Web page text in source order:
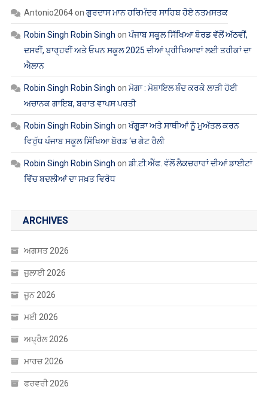
ਵਿਰੁੱਧ ਪੰਜਾਬ ਸਕੂਲ ਸਿੱਖਿਆ ਬੋਰਡ ‘ਚ ਗੇਟ ਰੈਲੀ
Robin Singh Robin Singh onਡੀ.ਟੀ.ਐੱਫ. ਵੱਲੋਂ ਲੈਕਚਰਾਰਾਂ ਦੀਆਂ ਡਾਈਟਾਂ
ਵਿੱਚ ਬਦਲੀਆਂ ਦਾ ਸਖ਼ਤ ਵਿਰੋਧ
ARCHIVES
ਅਗਸਤ 2026
ਜੁਲਾਈ 2026
ਜੂਨ 2026
ਅਪ੍ਰੈਲ 2026
ਮਾਰਚ 2026
ਫਰਵਰੀ 2026
ਜਨਵਰੀ 2026
ਦਸੰਬਰ 2025
ਨਵੰਬਰ 2025
ਅਕਤੂਬਰ 2025
ਸਤੰਬਰ 2025
ਅਗਸਤ 2025